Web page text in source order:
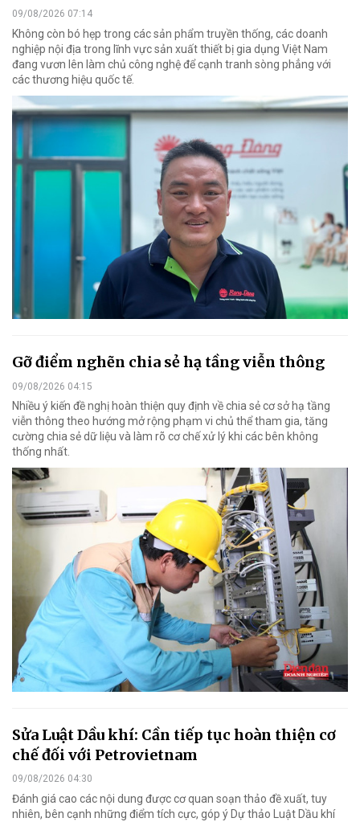
09/08/2026 07:14
Không còn bó hẹp trong các sản phẩm truyền thống, các doanh
nghiệp nội địa trong lĩnh vực sản xuất thiết bị gia dụng Việt Nam
đang vươn lên làm chủ công nghệ để cạnh tranh sòng phẳng với
các thương hiệu quốc tế.
Gỡ điểm nghẽn chia sẻ hạ tầng viễn thông
09/08/2026 04:15
Nhiều ý kiến đề nghị hoàn thiện quy định về chia sẻ cơ sở hạ tầng
viễn thông theo hướng mở rộng phạm vi chủ thể tham gia, tăng
cường chia sẻ dữ liệu và làm rõ cơ chế xử lý khi các bên không
thống nhất.
Sửa Luật Dầu khí: Cần tiếp tục hoàn thiện cơ
chế đối với Petrovietnam
09/08/2026 04:30
Đánh giá cao các nội dung được cơ quan soạn thảo đề xuất, tuy
nhiên, bên cạnh những điểm tích cực, góp ý Dự thảo Luật Dầu khí